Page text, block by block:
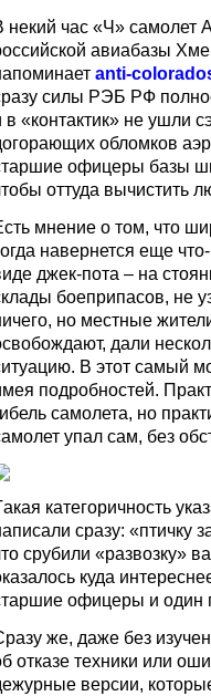
некий час «Ч»
авиабазы
anti-
силы РЭБ РФ
в «контактик» не ушли
обломков
офицеры базы
оттуда
мнение о том, что
навернется еще
джек-пота – на
боеприпасов, не
но местные
дали
В этот самый
подробностей.
самолета, но
упал сам, без
категоричность
сразу:
срубили «развозку»
куда
офицеры и один
же, даже без
отказе техники или
версии,